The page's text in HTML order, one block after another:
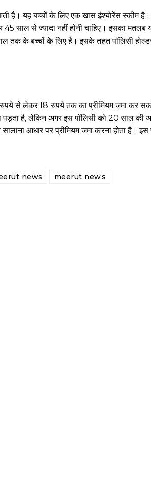
है। यह बच्चों के लिए एक खास इंश्योरेंस स्कीम है।
साल से ज्यादा नहीं होनी चाहिए। इसका
के बच्चों के लिए है। इसके तहत पॉलिसी होल्डर
से लेकर 18 रुपये तक का प्रीमियम जमा कर
है, लेकिन अगर इस पॉलिसी को 20 साल की
आधार पर प्रीमियम जमा करना होता है। इस
news meerut news